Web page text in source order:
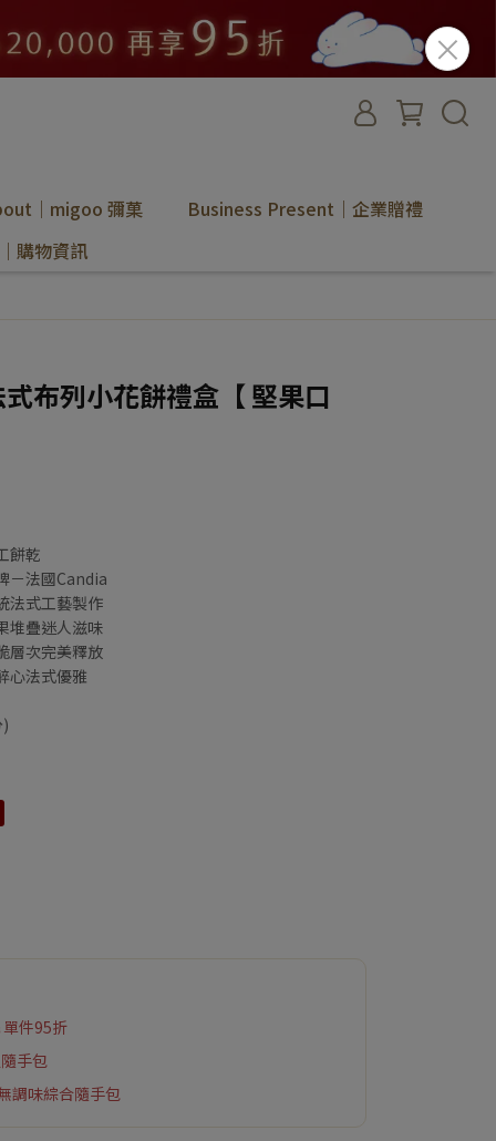
｜migoo 彌菓
Business Present｜企業贈禮
購物資訊
布列小花餅禮盒【 堅果口
餅乾
－法國Candia
法式工藝製作
堆疊迷人滋味
層次完美釋放
心法式優雅
件95折
手包
調味綜合隨手包